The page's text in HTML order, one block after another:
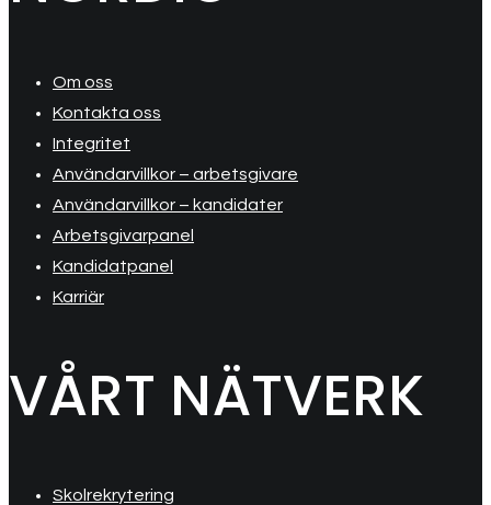
Om oss
Kontakta oss
Integritet
Användarvillkor – arbetsgivare
Användarvillkor – kandidater
Arbetsgivarpanel
Kandidatpanel
Karriär
VÅRT NÄTVERK
Skolrekrytering